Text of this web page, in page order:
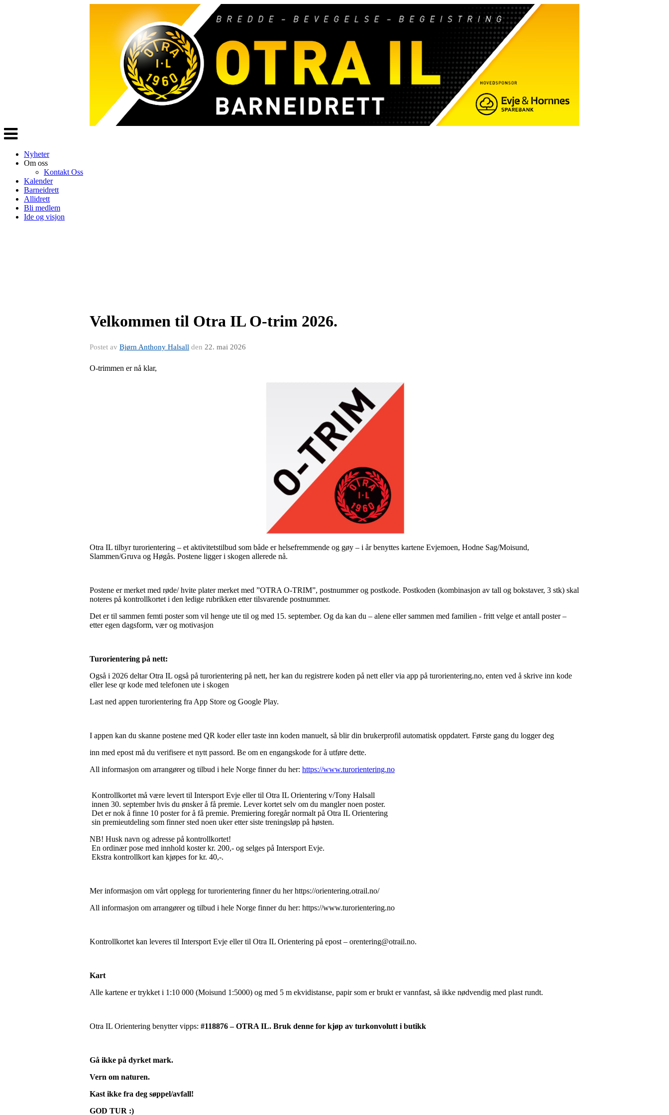
Veksle
navigasjon
Nyheter
Om oss
Kontakt Oss
Kalender
Barneidrett
Allidrett
Bli medlem
Ide og visjon
Velkommen til Otra IL O-trim 2026.
Postet av Bjørn Anthony Halsall den 22. mai 2026
O-trimmen er nå klar,
Otra IL tilbyr turorientering – et aktivitetstilbud som både er helsefremmende og gøy – i år benyttes kartene Evjemoen, Hodne Sag/Moisund,
Slammen/Gruva og Høgås. Postene ligger i skogen allerede nå.
Postene er merket med røde/ hvite plater merket med ”OTRA O-TRIM”, postnummer og postkode. Postkoden (kombinasjon av tall og bokstaver, 3 stk) skal
noteres på kontrollkortet i den ledige rubrikken etter tilsvarende postnummer.
Det er til sammen femti poster som vil henge ute til og med 15. september. Og da kan du – alene eller sammen med familien - fritt velge et antall poster –
etter egen dagsform, vær og motivasjon
Turorientering på nett:
Også i 2026 deltar Otra IL også på turorientering på nett, her kan du registrere koden på nett eller via app på turorientering.no, enten ved å skrive inn kode
eller lese qr kode med telefonen ute i skogen
Last ned appen turorientering fra App Store og Google Play.
I appen kan du skanne postene med QR koder eller taste inn koden manuelt, så blir din brukerprofil automatisk oppdatert. Første gang du logger deg
inn med epost må du verifisere et nytt passord. Be om en engangskode for å utføre dette.
All informasjon om arrangører og tilbud i hele Norge finner du her: https://www.turorientering.no
Kontrollkortet må være levert til Intersport Evje eller til Otra IL Orientering v/Tony Halsall
innen 30. september hvis du ønsker å få premie. Lever kortet selv om du mangler noen poster.
Det er nok å finne 10 poster for å få premie. Premiering foregår normalt på Otra IL Orientering
sin premieutdeling som finner sted noen uker etter siste treningsløp på høsten.
NB! Husk navn og adresse på kontrollkortet!
En ordinær pose med innhold koster kr. 200,- og selges på Intersport Evje.
Ekstra kontrollkort kan kjøpes for kr. 40,-.
Mer informasjon om vårt opplegg for turorientering finner du her https://orientering.otrail.no/
All informasjon om arrangører og tilbud i hele Norge finner du her: https://www.turorientering.no
Kontrollkortet kan leveres til Intersport Evje eller til Otra IL Orientering på epost – orentering@otrail.no.
Kart
Alle kartene er trykket i 1:10 000 (Moisund 1:5000) og med 5 m ekvidistanse, papir som er brukt er vannfast, så ikke nødvendig med plast rundt.
Otra IL Orientering benytter vipps: #118876 – OTRA IL. Bruk denne for kjøp av turkonvolutt i butikk
Gå ikke på dyrket mark.
Vern om naturen.
Kast ikke fra deg søppel/avfall!
GOD TUR :)